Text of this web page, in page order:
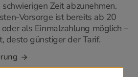
Zeit abzunehmen.
Vorsorge ist bereits ab 20
als Einmalzahlung möglich –
desto günstiger der Tarif.